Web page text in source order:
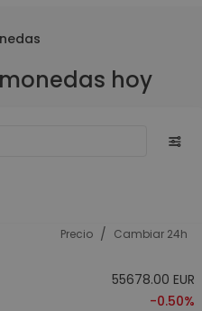
hoy
Precio / Cambiar 24h
55678.00 EUR
-0.50%